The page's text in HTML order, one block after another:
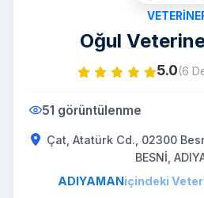
Oğul
5.0(6
51 görüntülenme
Çat, Atatürk Cd., 02300
BESNİ,
ADIYAMANiçindeki